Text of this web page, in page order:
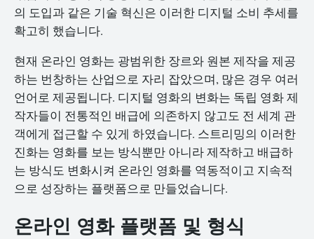
의 도입과 같은 기술 혁신은 이러한 디지털 소비 추세를
확고히 했습니다.
현재 온라인 영화는 광범위한 장르와 원본 제작을 제공
하는 번창하는 산업으로 자리 잡았으며, 많은 경우 여러
언어로 제공됩니다. 디지털 영화의 변화는 독립 영화 제
작자들이 전통적인 배급에 의존하지 않고도 전 세계 관
객에게 접근할 수 있게 하였습니다. 스트리밍의 이러한
진화는 영화를 보는 방식뿐만 아니라 제작하고 배급하
는 방식도 변화시켜 온라인 영화를 역동적이고 지속적
으로 성장하는 플랫폼으로 만들었습니다.
온라인 영화 플랫폼 및 형식